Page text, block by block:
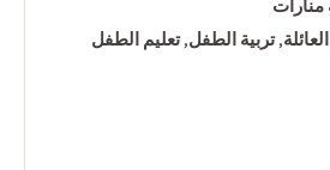
منارات
العائلة,تربية الطفل,تعليم الطفل